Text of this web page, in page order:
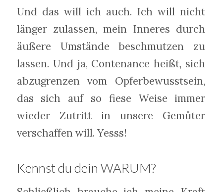
Und das will ich auch. Ich will nicht
länger zulassen, mein Inneres durch
äußere Umstände beschmutzen zu
lassen. Und ja, Contenance heißt, sich
abzugrenzen vom Opferbewusstsein,
das sich auf so fiese Weise immer
wieder Zutritt in unsere Gemüter
verschaffen will. Yesss!
Kennst du dein WARUM?